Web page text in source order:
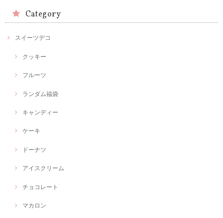
Category
スイーツデコ
クッキー
フルーツ
ランダム福袋
キャンディー
ケーキ
ドーナツ
アイスクリーム
チョコレート
マカロン